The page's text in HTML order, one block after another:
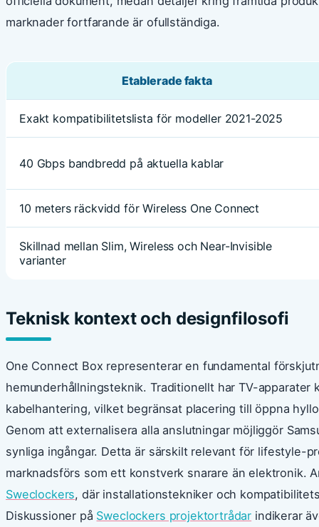
marknader fortfarande är ofullständiga.
Etablerade fakta
Exakt kompatibilitetslista för modeller 2021-2025
40 Gbps bandbredd på aktuella kablar
10 meters räckvidd för Wireless One Connect
Skillnad mellan Slim, Wireless och Near-Invisible
varianter
Teknisk kontext och designfilosofi
One Connect Box representerar en fundamental
hemunderhållningsteknik. Traditionellt har TV-
kabelhantering, vilket begränsat placering till öppna
Genom att externalisera alla anslutningar möjliggör
synliga ingångar. Detta är särskilt relevant för lifestyle-
marknadsförs som ett konstverk snarare än elektronik.
Sweclockers, där installationstekniker och
Diskussioner på Sweclockers projektortrådar indikerar